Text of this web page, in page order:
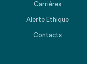
Carrières
Alerte Ethique
Contacts